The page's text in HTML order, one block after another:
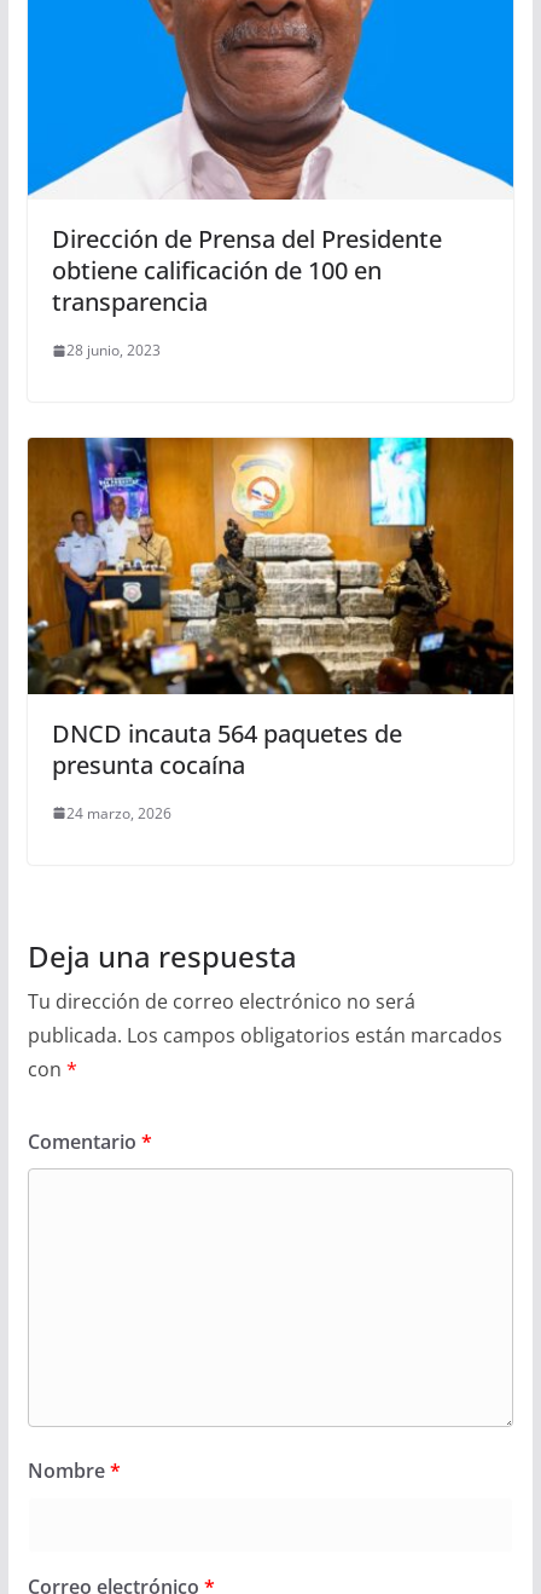
Dirección de Prensa del Presidente
obtiene calificación de 100 en
transparencia
28 junio, 2023
DNCD incauta 564 paquetes de
presunta cocaína
24 marzo, 2026
Deja una respuesta
Tu dirección de correo electrónico no será
publicada. Los campos obligatorios están marcados
con *
Comentario *
Nombre*
Correo electrónico *